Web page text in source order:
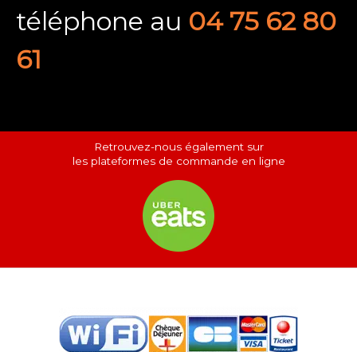
téléphone au 04 75 62 80
61
Retrouvez-nous également sur
les plateformes de commande en ligne